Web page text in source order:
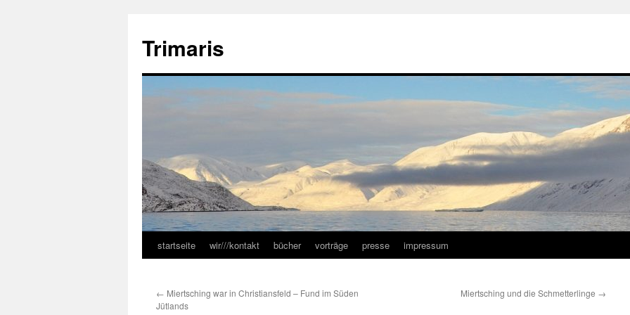
springen
Trimaris
startseite wir///kontakt bücher vorträge presse impressum
← Miertsching war in Christiansfeld – Fund im Süden
Jütlands
Miertsching und die Schmetterlinge →